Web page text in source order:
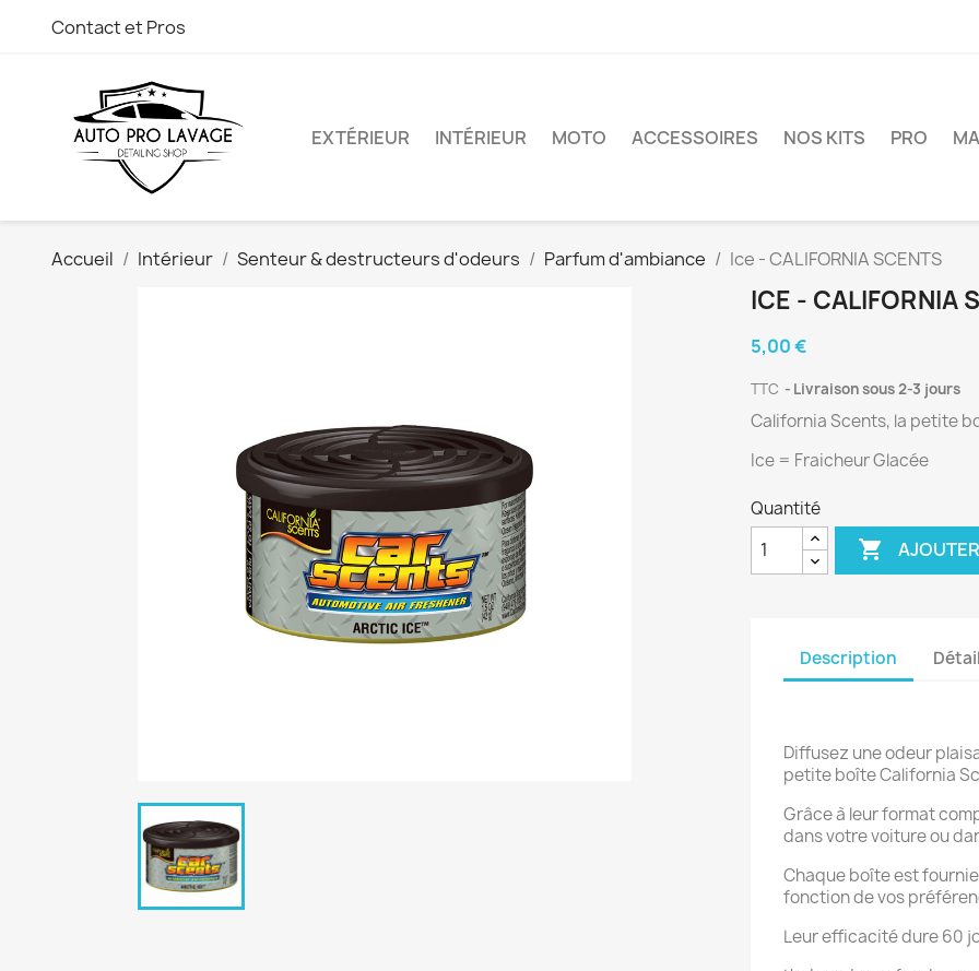
Contact et Pros
EXTÉRIEUR INTÉRIEUR MOTO ACCESSOIRES NOS KITS PRO
Accueil Intérieur Senteur & destructeurs d'odeurs Parfum d'ambiance Ice - CALIFORNIA SCENTS
ICE - CALIFORNIA
5,00 €
TTC Livraison sous 2-3 jours
California Scents, la petite
Ice = Fraicheur Glacée
Quantité

Description
Diffusez une odeur
petite boîte California
Grâce à leur format
dans votre voiture ou
Chaque boîte est
fonction de vos
Leur efficacité dure 60